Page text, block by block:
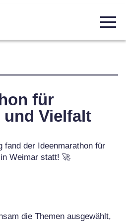
für
und Vielfalt
fand der Ideenmarathon für
Weimar statt! 🚀
die Themen ausgewählt,